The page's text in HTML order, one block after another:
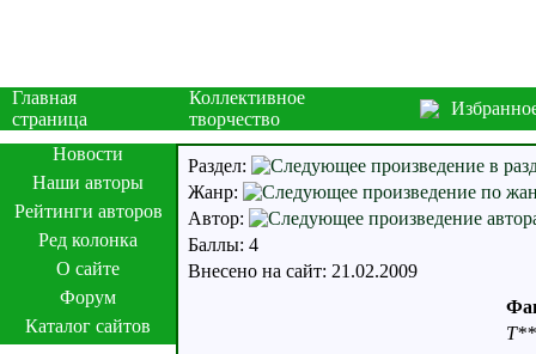
Главная
страница
Коллективное
творчество
Новости
Наши авторы
Рейтинги авторов
Ред колонка
О сайте
Форум
Каталог сайтов
Раздел:
Жанр:
Автор:
Баллы: 4
Внесено на сайт: 21.02.2009